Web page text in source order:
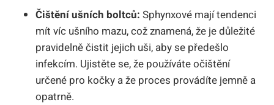
Čištění ušních boltců: Sphynxové mají tendenci
mít víc ušního mazu, což znamená, že je důležité
pravidelně čistit jejich uši, aby se předešlo
infekcím. Ujistěte se, že používáte očištění
určené pro kočky a že proces provádíte jemně a
opatrně.